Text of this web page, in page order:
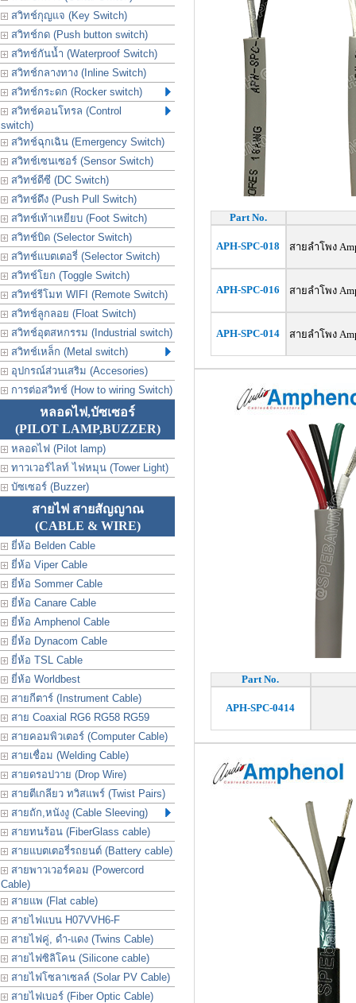
สวิทช์กุญแจ (Key Switch)
สวิทช์กด (Push button switch)
สวิทช์กันน้ำ (Waterproof Switch)
สวิทช์กลางทาง (Inline Switch)
สวิทช์กระดก (Rocker switch)
สวิทช์คอนโทรล (Control
switch)
สวิทช์ฉุกเฉิน (Emergency Switch)
สวิทช์เซนเซอร์ (Sensor Switch)
สวิทช์ดีซี (DC Switch)
สวิทช์ดึง (Push Pull Switch)
สวิทช์เท้าเหยียบ (Foot Switch)
สวิทช์บิด (Selector Switch)
สวิทช์แบตเตอรี่ (Selector Switch)
สวิทช์โยก (Toggle Switch)
สวิทช์รีโมท WIFI (Remote Switch)
สวิทช์ลูกลอย (Float Switch)
สวิทช์อุตสหกรรม (Industrial switch)
สวิทช์เหล็ก (Metal switch)
อุปกรณ์ส่วนเสริม (Accesories)
การต่อสวิทช์ (How to wiring Switch)
หลอดไฟ,บัซเซอร์
(PILOT LAMP,BUZZER)
หลอดไฟ (Pilot lamp)
ทาวเวอร์ไลท์ ไฟหมุน (Tower Light)
บัซเซอร์ (Buzzer)
สายไฟ สายสัญญาณ
(CABLE & WIRE)
ยี่ห้อ Belden Cable
ยี่ห้อ Viper Cable
ยี่ห้อ Sommer Cable
ยี่ห้อ Canare Cable
ยี่ห้อ Amphenol Cable
ยี่ห้อ Dynacom Cable
ยี่ห้อ TSL Cable
ยี่ห้อ Worldbest
สายกีตาร์ (Instrument Cable)
สาย Coaxial RG6 RG58 RG59
สายคอมพิวเตอร์ (Computer Cable)
สายเชื่อม (Welding Cable)
สายดรอปวาย (Drop Wire)
สายตีเกลียว ทวิสแพร์ (Twist Pairs)
สายถัก,หนังงู (Cable Sleeving)
สายทนร้อน (FiberGlass cable)
สายแบตเตอรี่รถยนต์ (Battery cable)
สายพาวเวอร์คอม (Powercord
Cable)
สายแพ (Flat cable)
สายไฟแบน H07VVH6-F
สายไฟคู่, ดำ-แดง (Twins Cable)
สายไฟซิลิโคน (Silicone cable)
สายไฟโซลาเซลล์ (Solar PV Cable)
สายไฟเบอร์ (Fiber Optic Cable)
Part No.
APH-SPC-018 สายลำโพง
APH-SPC-016 สายลำโพง
APH-SPC-014 สายลำโพง
Part No.
APH-SPC-0414